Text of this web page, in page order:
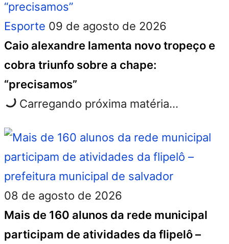
08 de agosto de 2026
Mais de 160 alunos da rede municipal
participam de atividades da flipelô –
Esporte 09 de agosto de 2026
Caio alexandre lamenta novo tropeço e
cobra triunfo sobre a chape:
“precisamos”
Carregando próxima matéria...